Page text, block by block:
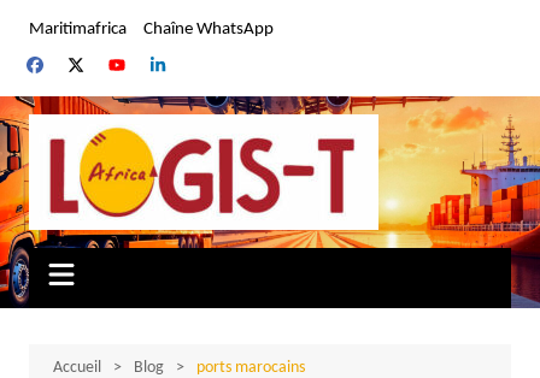
contenu
Maritimafrica Chaîne WhatsApp
Accueil Blog ports marocains